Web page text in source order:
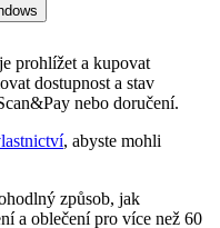
prohlížet a kupovat
dostupnost a stav
nebo doručení.
, abyste mohli
způsob, jak
a oblečení pro více než 60